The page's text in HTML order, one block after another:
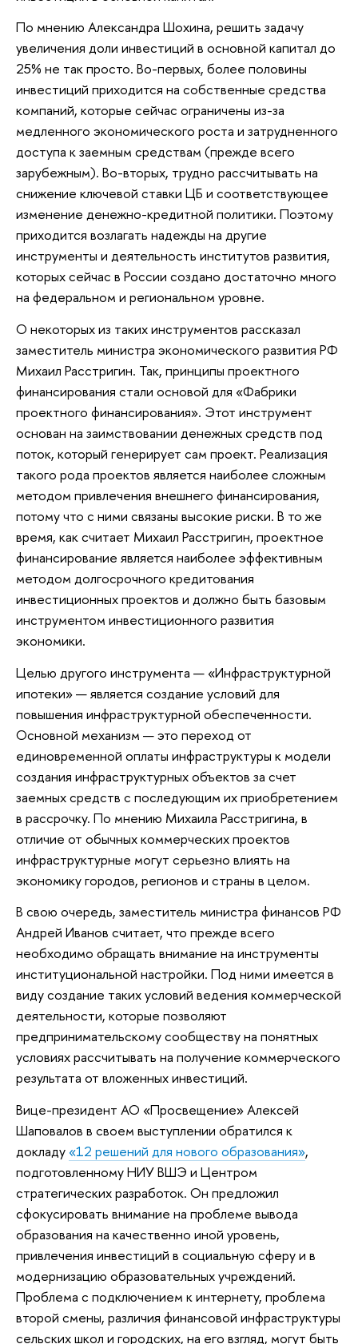
По мнению Александра Шохина, решить задачу
увеличения доли инвестиций в основной капитал до
25% не так просто. Во-первых, более половины
инвестиций приходится на собственные средства
компаний, которые сейчас ограничены из-за
медленного экономического роста и затрудненного
доступа к заемным средствам (прежде всего
зарубежным). Во-вторых, трудно рассчитывать на
снижение ключевой ставки ЦБ и соответствующее
изменение денежно-кредитной политики. Поэтому
приходится возлагать надежды на другие
инструменты и деятельность институтов развития,
которых сейчас в России создано достаточно много
на федеральном и региональном уровне.
О некоторых из таких инструментов рассказал
заместитель министра экономического развития РФ
Михаил Расстригин. Так, принципы проектного
финансирования стали основой для «Фабрики
проектного финансирования». Этот инструмент
основан на заимствовании денежных средств под
поток, который генерирует сам проект. Реализация
такого рода проектов является наиболее сложным
методом привлечения внешнего финансирования,
потому что с ними связаны высокие риски. В то же
время, как считает Михаил Расстригин, проектное
финансирование является наиболее эффективным
методом долгосрочного кредитования
инвестиционных проектов и должно быть базовым
инструментом инвестиционного развития
экономики.
Целью другого инструмента — «Инфраструктурной
ипотеки» — является создание условий для
повышения инфраструктурной обеспеченности.
Основной механизм — это переход от
единовременной оплаты инфраструктуры к модели
создания инфраструктурных объектов за счет
заемных средств с последующим их приобретением
в рассрочку. По мнению Михаила Расстригина, в
отличие от обычных коммерческих проектов
инфраструктурные могут серьезно влиять на
экономику городов, регионов и страны в целом.
В свою очередь, заместитель министра финансов РФ
Андрей Иванов считает, что прежде всего
необходимо обращать внимание на инструменты
институциональной настройки. Под ними имеется в
виду создание таких условий ведения коммерческой
деятельности, которые позволяют
предпринимательскому сообществу на понятных
условиях рассчитывать на получение коммерческого
результата от вложенных инвестиций.
Вице-президент АО «Просвещение» Алексей
Шаповалов в своем выступлении обратился к
докладу «12 решений для нового образования»,
подготовленному НИУ ВШЭ и Центром
стратегических разработок. Он предложил
сфокусировать внимание на проблеме вывода
образования на качественно иной уровень,
привлечения инвестиций в социальную сферу и в
модернизацию образовательных учреждений.
Проблема с подключением к интернету, проблема
второй смены, различия финансовой инфраструктуры
сельских школ и городских, на его взгляд, могут быть